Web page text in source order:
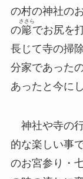
の村の神社の
の簓
ささら
でお尻を
長じて寺の掃
分家であった
あったと今に
神社や寺の
的な楽しい事
のお宮参り・